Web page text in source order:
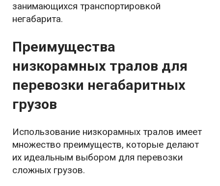
занимающихся транспортировкой
негабарита.
Преимущества
низкорамных тралов для
перевозки негабаритных
грузов
Использование низкорамных тралов имеет
множество преимуществ, которые делают
их идеальным выбором для перевозки
сложных грузов.